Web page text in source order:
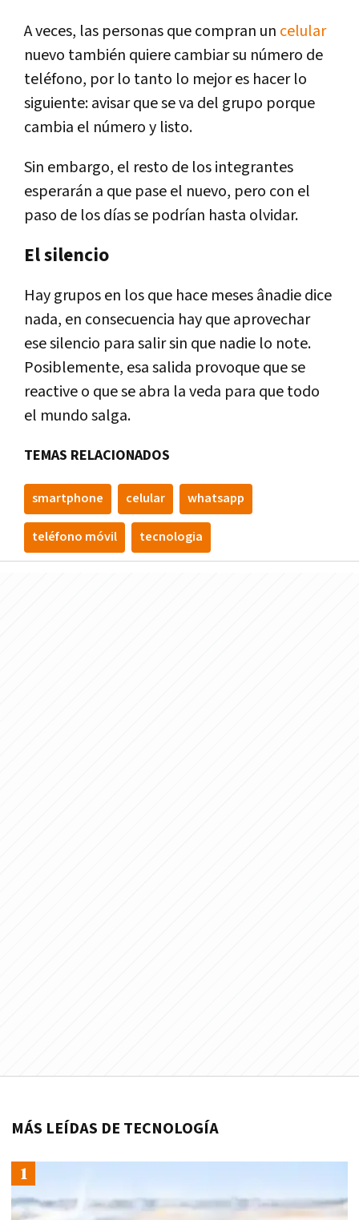
A veces, las personas que compran un celular
nuevo también quiere cambiar su número de
teléfono, por lo tanto lo mejor es hacer lo
siguiente: avisar que se va del grupo porque
cambia el número y listo.
Sin embargo, el resto de los integrantes
esperarán a que pase el nuevo, pero con el
paso de los días se podrían hasta olvidar.
El silencio
Hay grupos en los que hace meses ânadie dice
nada, en consecuencia hay que aprovechar
ese silencio para salir sin que nadie lo note.
Posiblemente, esa salida provoque que se
reactive o que se abra la veda para que todo
el mundo salga.
TEMAS RELACIONADOS
smartphone celular whatsapp
teléfono móvil tecnologia
MÁS LEÍDAS DE TECNOLOGÍA